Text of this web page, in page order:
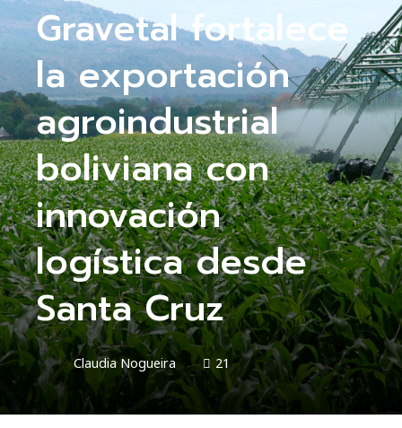
Gravetal fortalece
la exportación
agroindustrial
boliviana con
innovación
logística desde
Santa Cruz
Claudia Nogueira 21